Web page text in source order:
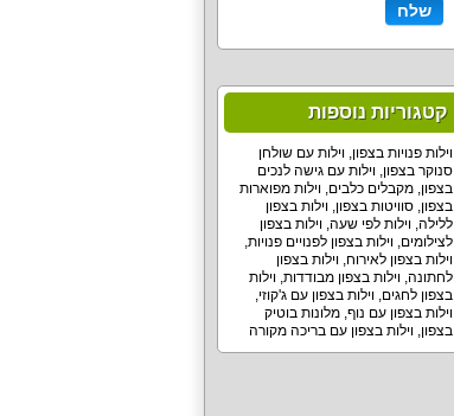
קטגוריות נוספות
וילות פנויות בצפון,וילות עם שולחן
סנוקר בצפון,וילות עם גישה לנכים
בצפון,מקבלים כלבים,וילות מפוארות
בצפון,סוויטות בצפון,וילות בצפון
ללילה,וילות לפי שעה,וילות בצפון
לצילומים,וילות בצפון לפנויים פנויות,
וילות בצפון לאירוח,וילות בצפון
לחתונה,וילות בצפון מבודדות,וילות
בצפון לחגים,וילות בצפון עם ג'קוזי,
וילות בצפון עם נוף,מלונות בוטיק
בצפון,וילות בצפון עם בריכה מקורה